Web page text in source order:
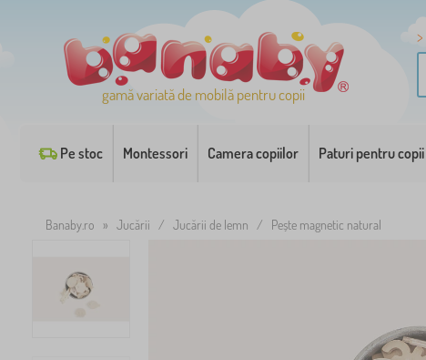
gamă variată de mobilă pentru copii
Pe stoc Montessori Camera copiilor Paturi pentru copii
Banaby.ro » Jucării / Jucării de lemn / Pește magnetic natural